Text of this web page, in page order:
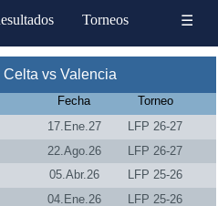
Torneos ☰
vs Valencia
Fecha
Torneo
17.Ene.27
LFP 26-27
22.Ago.26
LFP 26-27
05.Abr.26
LFP 25-26
04.Ene.26
LFP 25-26